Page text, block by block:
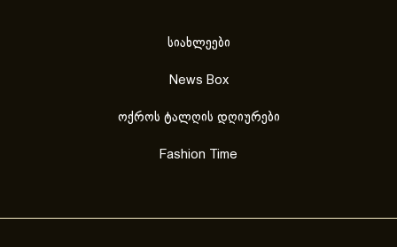
სიახლეები
News Box
ოქროს ტალღის დღიურები
Fashion Time